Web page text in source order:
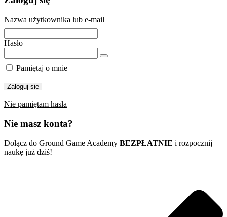
Nazwa użytkownika lub e-mail
Hasło
Pamiętaj o mnie
Nie pamiętam hasła
Nie masz konta?
Dołącz do Ground Game Academy BEZPŁATNIE i rozpocznij
naukę już dziś!